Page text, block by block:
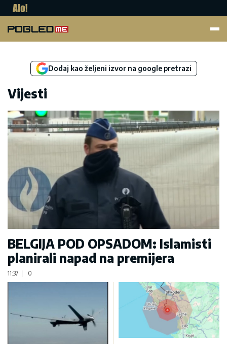
Dodaj kao željeni izvor na google pretrazi
Vijesti
BELGIJA POD OPSADOM: Islamisti
planirali napad na premijera
11:37 0